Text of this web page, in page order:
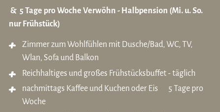
& 5 Tage pro Woche Verwöhn - Halbpension (Mi. u. So.
nur Frühstück)
Zimmer zum Wohlfühlen mit Dusche/Bad, WC, TV,
Wlan, Sofa und Balkon
Reichhaltiges und großes Frühstücksbuffet - täglich
nachmittags Kaffee und Kuchen oder Eis 5 Tage pro
Woche